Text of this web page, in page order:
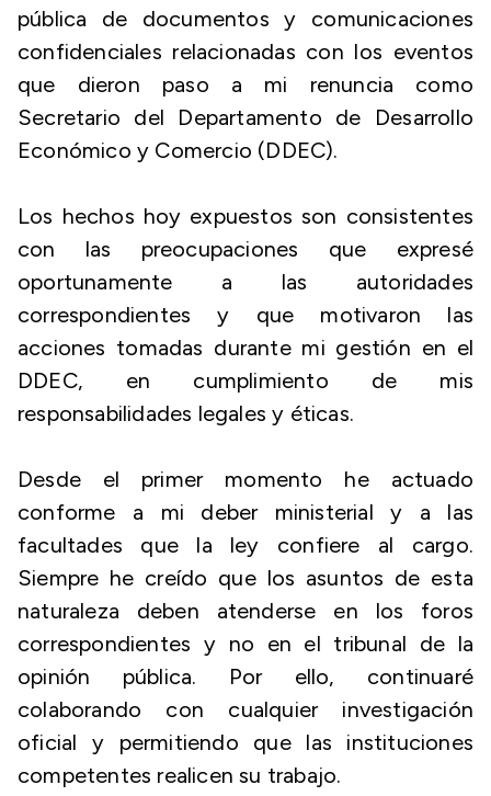
pública de documentos y comunicaciones
confidenciales relacionadas con los eventos
que dieron paso a mi renuncia como
Secretario del Departamento de Desarrollo
Económico y Comercio (DDEC).
Los hechos hoy expuestos son consistentes
con las preocupaciones que expresé
oportunamente a las autoridades
correspondientes y que motivaron las
acciones tomadas durante mi gestión en el
DDEC, en cumplimiento de mis
responsabilidades legales y éticas.
Desde el primer momento he actuado
conforme a mi deber ministerial y a las
facultades que la ley confiere al cargo.
Siempre he creído que los asuntos de esta
naturaleza deben atenderse en los foros
correspondientes y no en el tribunal de la
opinión pública. Por ello, continuaré
colaborando con cualquier investigación
oficial y permitiendo que las instituciones
competentes realicen su trabajo.